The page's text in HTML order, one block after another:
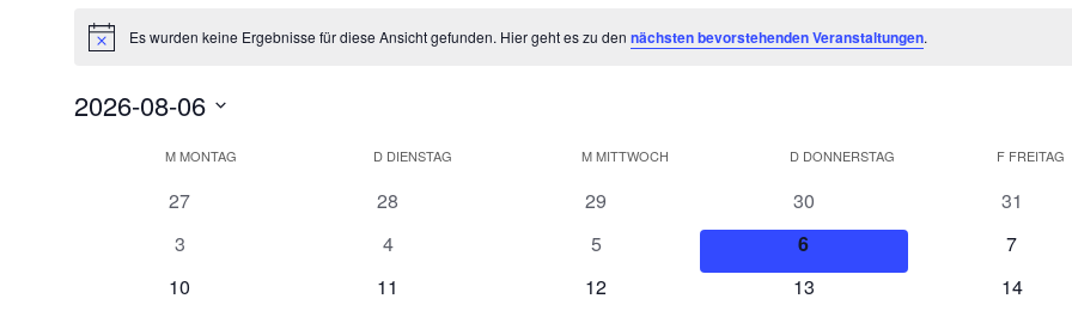
HinweisEs wurden keine Ergebnisse für diese Ansicht gefunden. Hier geht es zu den nächsten bevorstehenden Veranstaltungen.
2026-08-06
Kalender
MMONTAG D DIENSTAG MMITTWOCH D DONNERSTAG F FREITAG
0
27
0
28
0
Veranstaltungen
29
0
Veranstaltungen
30
0
31
0
3
0
4
0
Veranstaltungen
5
0
Veranstaltungen
6
0
7
0
10
0
11
0
12
0
13
0
14